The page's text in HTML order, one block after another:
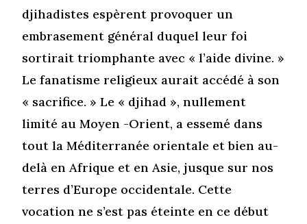
djihadistes espèrent provoquer un
embrasement général duquel leur foi
sortirait triomphante avec « l’aide divine. »
Le fanatisme religieux aurait accédé à son
« sacrifice. » Le « djihad », nullement
limité au Moyen -Orient, a essemé dans
tout la Méditerranée orientale et bien au-
delà en Afrique et en Asie, jusque sur nos
terres d’Europe occidentale. Cette
vocation ne s’est pas éteinte en ce début